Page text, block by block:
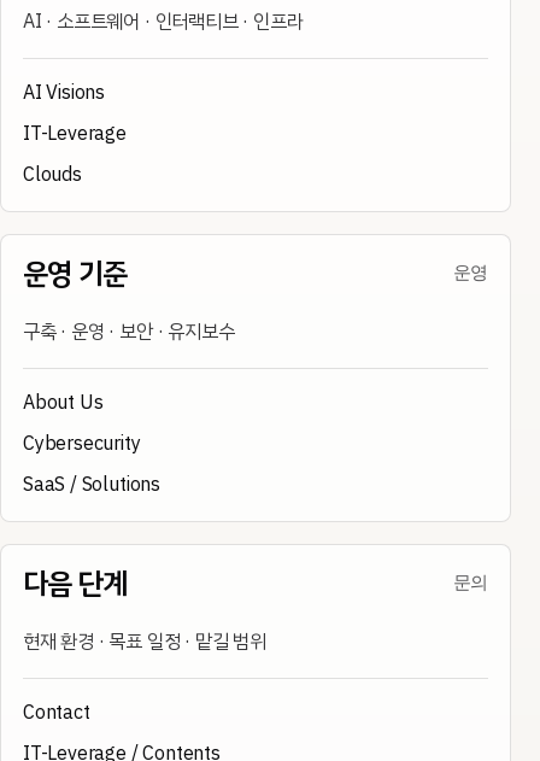
AI · 소프트웨어 · 인터랙티브 · 인프라
AI Visions
IT-Leverage
Clouds
운영 기준 운영
구축 · 운영 · 보안 · 유지보수
About Us
Cybersecurity
SaaS / Solutions
다음 단계 문의
현재 환경 · 목표 일정 · 맡길 범위
Contact
IT-Leverage / Contents